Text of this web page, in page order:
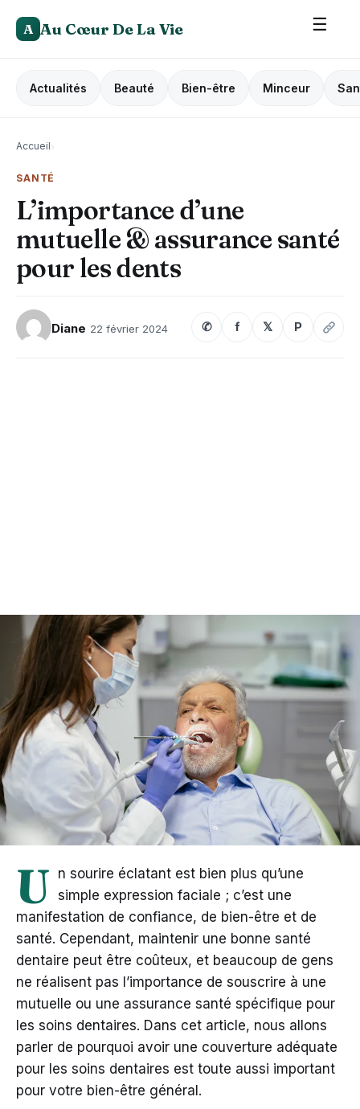
A Au Cœur De La Vie ☰
Actualités Beauté Bien-être Minceur
Accueil›
SANTÉ
L’importance d’une
mutuelle & assurance santé
pour les dents
Diane 22 février 2024 ✆ f 𝕏 P
U n sourire éclatant est bien plus qu’une
simple expression faciale ; c’est une
manifestation de confiance, de bien-être et de
santé. Cependant, maintenir une bonne santé
dentaire peut être coûteux, et beaucoup de gens
ne réalisent pas l’importance de souscrire à une
mutuelle ou une assurance santé spécifique pour
les soins dentaires. Dans cet article, nous allons
parler de pourquoi avoir une couverture adéquate
pour les soins dentaires est toute aussi important
pour votre bien-être général.